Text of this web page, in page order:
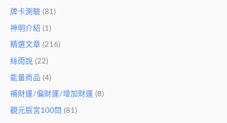
牌卡測驗 (81)
神明介紹 (1)
精選文章 (216)
絲雨說 (22)
能量商品 (4)
補財運/偏財運/增加財運 (8)
觀元辰宮100問 (81)